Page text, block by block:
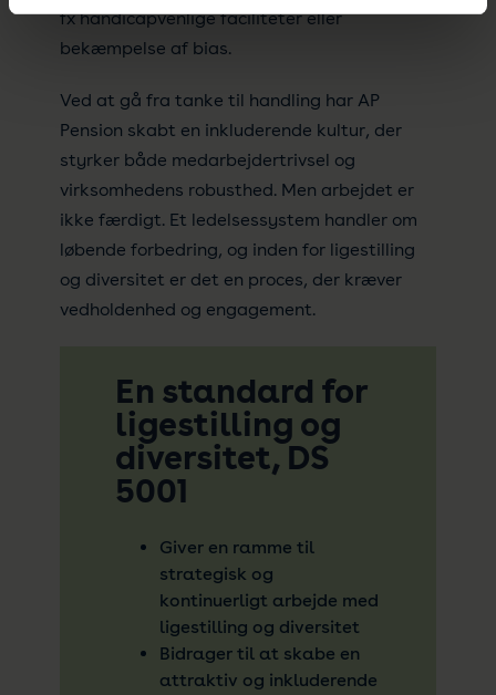
fx handicapvenlige faciliteter eller
bekæmpelse af bias.
Ved at gå fra tanke til handling har AP
Pension skabt en inkluderende kultur, der
styrker både medarbejdertrivsel og
virksomhedens robusthed. Men arbejdet er
ikke færdigt. Et ledelsessystem handler om
løbende forbedring, og inden for ligestilling
og diversitet er det en proces, der kræver
vedholdenhed og engagement.
En standard for
ligestilling og
diversitet, DS
5001
Giver en ramme til
strategisk og
kontinuerligt arbejde med
ligestilling og diversitet
Bidrager til at skabe en
attraktiv og inkluderende